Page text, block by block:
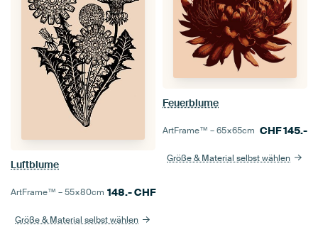
Luftblume
ArtFrame™ –55×80cm 148.-CHF
Größe & Material selbst wählen
Feuerblume
ArtFrame™ –65×65cm CHF145.-
Größe & Material selbst wählen